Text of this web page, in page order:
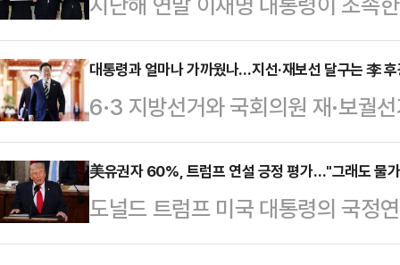
비디아는 실적 발표를 앞두고
뤄지는 것이어서 지방선거까지 심
방선거를 불과 100일도 안 남겨둔
리였다. 당 소속 후보들이 새로운
자들에게 혼란을 줘서 오히려 불리
당명 개정을 추진했던 …
충남 행정통합이 암초를 만났다. 시
어, 이 대통령 역시 지역 동의 없는
방선거 내 통합은 사실상 어려워졌
면, 이 대통령은 전날 엑스(X·옛 트
반대하고 있다"며 "천년의 역사를
없이 일방적으로 강행할 수는 없다
소한 해당…
대통령과 얼마나 가까웠나…지선·재보선 달구는 李
6·3 지방선거와 국회의원 재·보궐
중심으로 빠르게 재정렬되는 양상
화두는 '대통령과의 직접적인 접점'
넘어 이 대통령과 얼마나 가까이에
이나 이른바 '샤라웃'(shout out)을
美유권자 60%, 트럼프 연설 긍정 평가…"그래도 물
도널드 트럼프 미국 대통령의 국정
평가를 내렸다고 미 CNN 방송이